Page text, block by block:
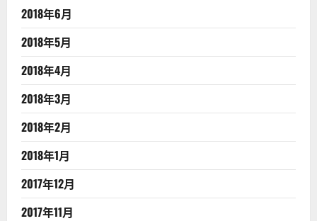
2018年6月
2018年5月
2018年4月
2018年3月
2018年2月
2018年1月
2017年12月
2017年11月